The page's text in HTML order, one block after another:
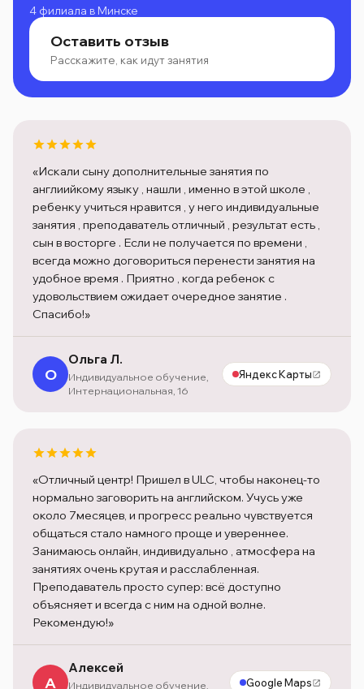
4 филиала в Минске
Оставить отзыв
Расскажите, как идут занятия
«Искали сыну дополнительные занятия по
англиийкому языку , нашли , именно в этой школе ,
ребенку учиться нравится , у него индивидуальные
занятия , преподаватель отличный , результат есть ,
сын в восторге . Если не получается по времени ,
всегда можно договориться перенести занятия на
удобное время . Приятно , когда ребенок с
удовольствием ожидает очередное занятие .
Спасибо!»
О
Ольга Л.
Индивидуальное обучение,
Интернациональная, 16
Яндекс Карты
«Отличный центр! Пришел в ULC, чтобы наконец-то
нормально заговорить на английском. Учусь уже
около 7месяцев, и прогресс реально чувствуется
общаться стало намного проще и увереннее.
Занимаюсь онлайн, индивидуально , атмосфера на
занятиях очень крутая и расслабленная.
Преподаватель просто супер: всё доступно
объясняет и всегда с ним на одной волне.
Рекомендую!»
А
Алексей
Индивидуальное обучение, Google Maps